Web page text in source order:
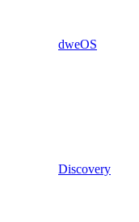
dweOS
Discovery